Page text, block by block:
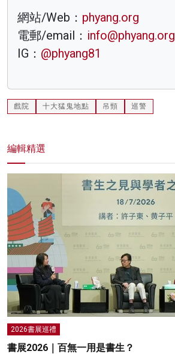
網站/Web： phyang.org
電郵/email： info@phyang.org
IG： @phyang81
戲院 十大猛鬼地點 吊頸 巡警
編輯精選
2026書展巡禮
書展2026｜百無一用是書生？